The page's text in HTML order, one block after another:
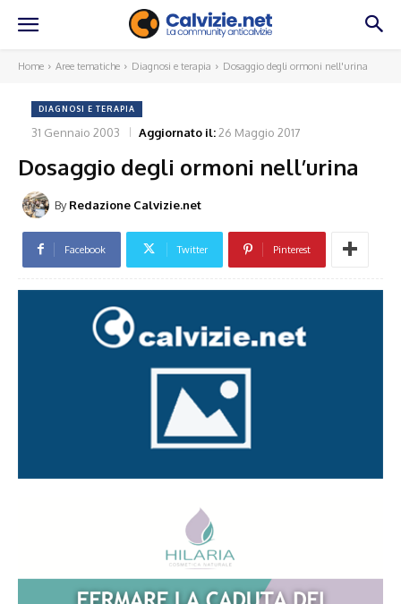
Home Aree tematiche Diagnosi e terapia Dosaggio degli ormoni nell'urina
DIAGNOSI E TERAPIA
31 Gennaio 2003 Aggiornato il:26 Maggio 2017
Dosaggio degli ormoni nell’urina
By Redazione Calvizie.net
Facebook Twitter Pinterest